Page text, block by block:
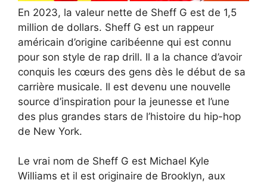
En 2023, la valeur nette de Sheff G est de 1,5
million de dollars. Sheff G est un rappeur
américain d’origine caribéenne qui est connu
pour son style de rap drill. Il a la chance d’avoir
conquis les cœurs des gens dès le début de sa
carrière musicale. Il est devenu une nouvelle
source d’inspiration pour la jeunesse et l’une
des plus grandes stars de l’histoire du hip-hop
de New York.
Le vrai nom de Sheff G est Michael Kyle
Williams et il est originaire de Brooklyn, aux